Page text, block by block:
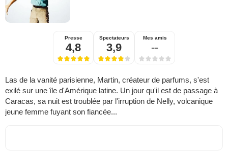
Presse
4,8
Spectateurs
3,9
Mes amis
--
Las de la vanité parisienne, Martin, créateur de parfums, s'est
exilé sur une île d'Amérique latine. Un jour qu'il est de passage à
Caracas, sa nuit est troublée par l'irruption de Nelly, volcanique
jeune femme fuyant son fiancée...